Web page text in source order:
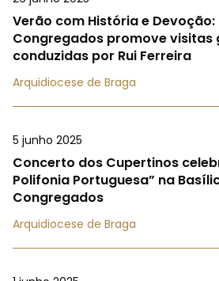
Verão com História e
Congregados promove visitas
conduzidas por Rui Ferreira
Arquidiocese de Braga
5 junho 2025
Concerto dos Cupertinos
Polifonia Portuguesa” na
Congregados
Arquidiocese de Braga